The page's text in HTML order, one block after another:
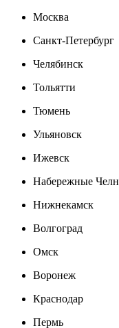
Москва
Санкт-Петербург
Челябинск
Тольятти
Тюмень
Ульяновск
Ижевск
Набережные
Нижнекамск
Волгоград
Омск
Воронеж
Краснодар
Пермь